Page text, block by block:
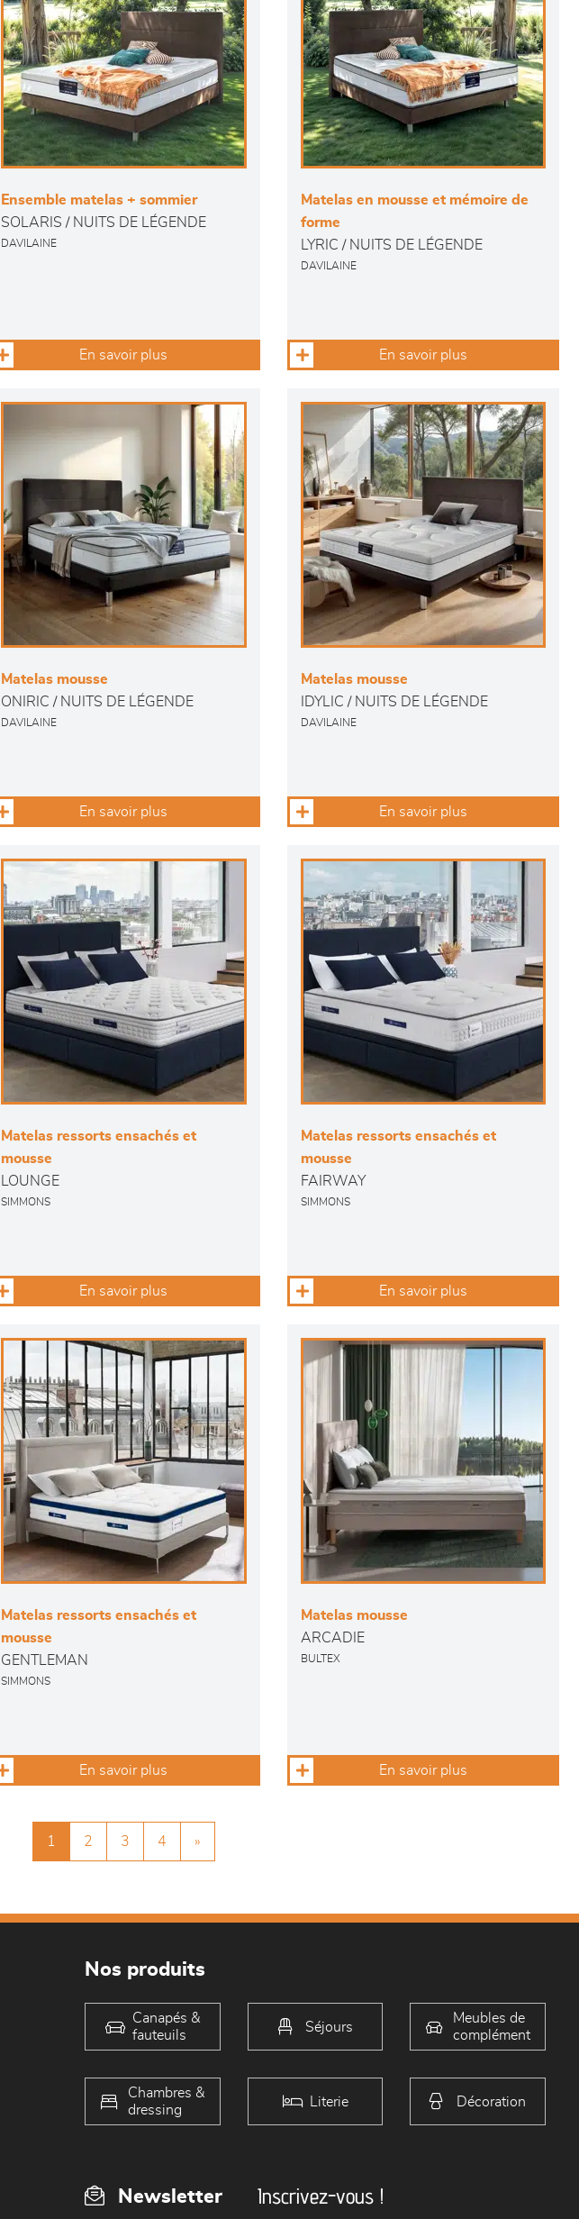
Ensemble matelas + sommier
SOLARIS / NUITS DE LÉGENDE
DAVILAINE
En savoir plus
Matelas en mousse et mémoire de
forme
LYRIC / NUITS DE LÉGENDE
DAVILAINE
En savoir plus
Matelas mousse
ONIRIC / NUITS DE LÉGENDE
DAVILAINE
En savoir plus
Matelas mousse
IDYLIC / NUITS DE LÉGENDE
DAVILAINE
En savoir plus
Matelas ressorts ensachés et
mousse
LOUNGE
SIMMONS
En savoir plus
Matelas ressorts ensachés et
mousse
FAIRWAY
SIMMONS
En savoir plus
Matelas ressorts ensachés et
mousse
GENTLEMAN
SIMMONS
En savoir plus
Matelas mousse
ARCADIE
BULTEX
En savoir plus
1 2 3 4 »
Nos produits
Canapés &
fauteuils
Séjours
Meubles de
complément
Chambres &
dressing
Literie Décoration
Newsletter Inscrivez-vous !